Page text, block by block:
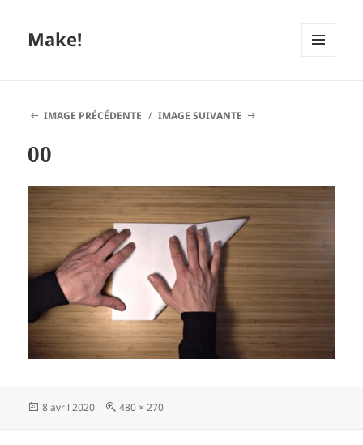
Make!
IMAGE PRÉCÉDENTE
IMAGE SUIVANTE
00
Publié
8 avril 2020
Taille
480 × 270